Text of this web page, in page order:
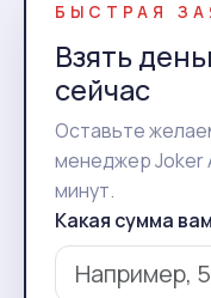
БЫСТРАЯ
Взять
сейчас
Оставьте
менеджер Joker
минут.
Какая сумма